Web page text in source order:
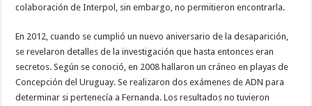
colaboración de Interpol, sin embargo, no permitieron encontrarla.
En 2012, cuando se cumplió un nuevo aniversario de la desaparición,
se revelaron detalles de la investigación que hasta entonces eran
secretos. Según se conoció, en 2008 hallaron un cráneo en playas de
Concepción del Uruguay. Se realizaron dos exámenes de ADN para
determinar si pertenecía a Fernanda. Los resultados no tuvieron